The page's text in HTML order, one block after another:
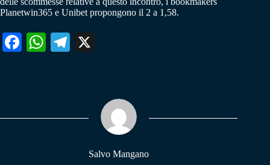
Planetwin365 e Unibet propongono il 2 a 1,58.
Fa W
pp
Te
m
Salvo Mangano